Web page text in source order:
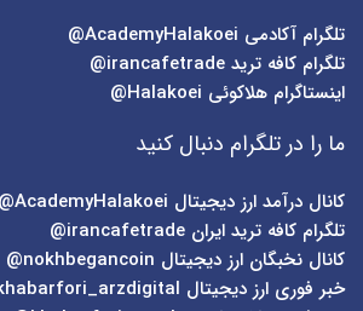
تلگرام آکادمی
تلگرام کافه ترید irancafetrade@
اینستاگرام هلاکوئی Halakoei@
ما را در تلگرام دنبال کنید
کانال درآمد ارز دیجیتال AcademyHalakoei@
تلگرام کافه ترید ایران irancafetrade@
کانال نخبگان ارز دیجیتال nokhbegancoin@
خبر فوری ارز دیجیتال